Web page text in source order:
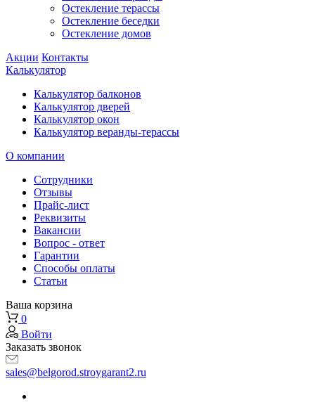
Остекление терассы
Остекление беседки
Остекление домов
Акции Контакты
Калькулятор
Калькулятор балконов
Калькулятор дверей
Калькулятор окон
Калькулятор веранды-терассы
О компании
Сотрудники
Отзывы
Прайс-лист
Реквизиты
Вакансии
Вопрос - ответ
Гарантии
Способы оплаты
Статьи
Ваша корзина
0
Войти
Заказать звонок
sales@belgorod.stroygarant2.ru